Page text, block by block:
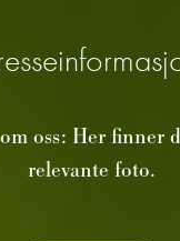
oss: Her finner
relevante foto.